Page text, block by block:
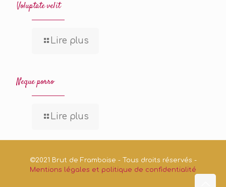
Voluptate velit
Lire plus
Neque porro
Lire plus
©2021 Brut de Framboise - Tous droits réservés -
Mentions légales et politique de confidentialité